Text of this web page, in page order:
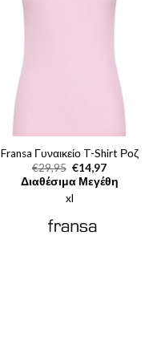
Fransa Γυναικείο T-Shirt Ροζ
€29,95 Original
price
was:
€29,95.
€14,97Η
τρέχουσα
τιμή
Διαθέσιμα Μεγέθη
xl